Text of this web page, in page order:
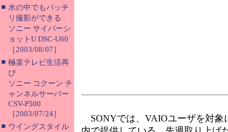
■ 水の中でもバッチ
リ撮影ができる
ソニー サイバーシ
ョットU DSC-U60
［2003/08/07］
■ 極楽テレビ生活再
び
ソニー コクーン チ
ャンネルサーバー
CSV-P500
［2003/07/24］
■ ウイングスタイル
SONYでは、VAIOユーザを対象